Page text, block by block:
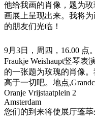
他给我画的肖像，题为
画展上呈现出来。我将
的朋友们光临！
9月3日，周四，16.00 点
Fraukje Weishaupt竖琴表
的一张题为玫瑰的肖像
高于一切吧。地点
Oranje Vrijstaatplein 2
Amsterdam
您们的到来将使展厅蓬荜